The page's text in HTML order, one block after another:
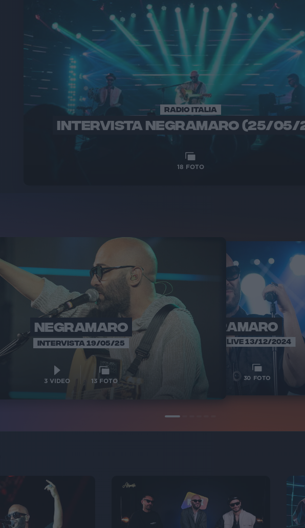
RADIO ITALIA
INTERVISTA NEGRAMARO (25/
18 FOTO
NEGRAMARO
INTERVISTA 19/05/25
3 VIDEO 13 FOTO
NEGRAMARO
RADIO ITALIA LIVE 13/12/2024
30 FOTO